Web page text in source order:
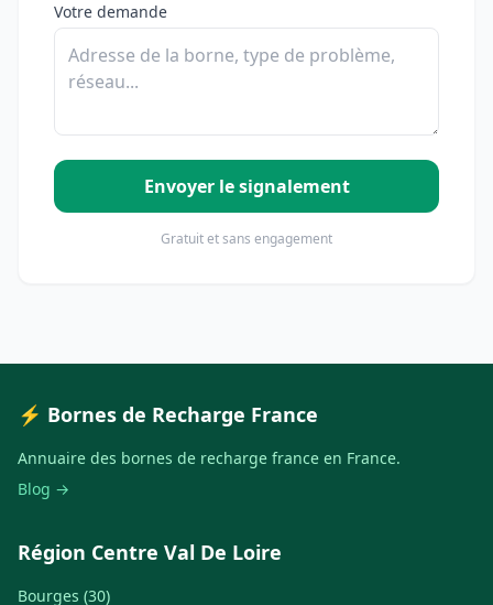
Votre demande
Envoyer le signalement
Gratuit et sans engagement
⚡ Bornes de Recharge France
Annuaire des bornes de recharge france en France.
Blog →
Région Centre Val De Loire
Bourges (30)